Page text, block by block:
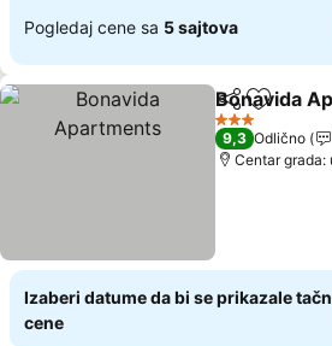
Pogledaj cene sa 5 sajtova
Deli Dodati
Bonavida
3 Zvezdice
9,3 Odlično
Centar grada:
Izaberi datume da bi se prikazale
cene